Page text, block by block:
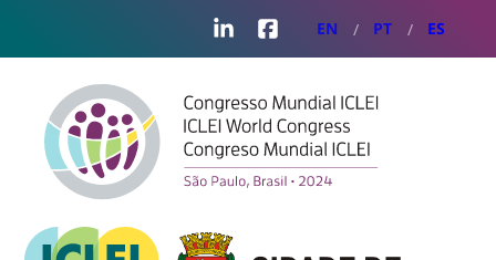
LinkedInFacebook
EN PT ES